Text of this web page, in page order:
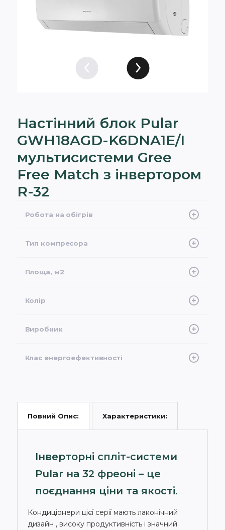
Настінний блок Pular
GWH18AGD-K6DNA1E/I
мультисистеми Gree
Free Match з інвертором
R-32
Робота на обігрів
Тип компресора
Площа, м2
Колір
Виробник
Клас енергоефективності
Повний Опис: Характеристики:
Інверторні спліт-системи
Pular на 32 фреоні – це
поєднання ціни та якості.
Кондиціонери цієї серії мають лаконічний
дизайн , високу продуктивність і значний